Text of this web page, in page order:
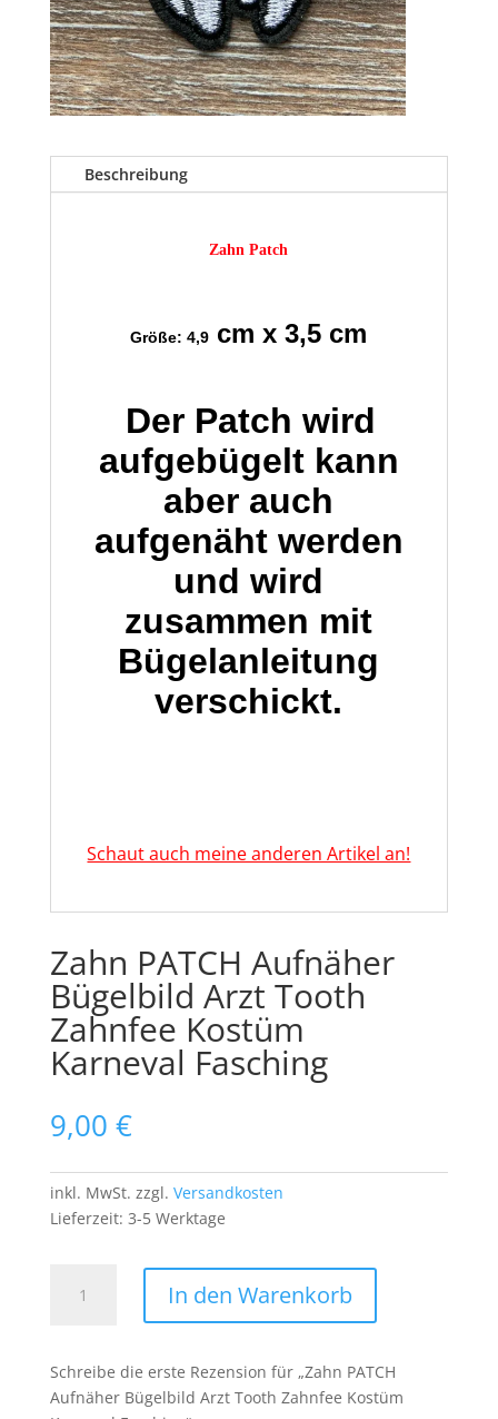
Beschreibung
Zahn Patch
Größe: 4,9 cm x 3,5 cm
Der Patch wird
aufgebügelt kann
aber auch
aufgenäht werden
und wird
zusammen mit
Bügelanleitung
verschickt.
Schaut auch meine anderen Artikel an!
Zahn PATCH Aufnäher
Bügelbild Arzt Tooth
Zahnfee Kostüm
Karneval Fasching
9,00 €
inkl. MwSt. zzgl. Versandkosten
Lieferzeit: 3-5 Werktage
PATCH
Arzt
Tooth
In den Warenkorb
Schreibe die erste Rezension für „Zahn PATCH
Aufnäher Bügelbild Arzt Tooth Zahnfee Kostüm